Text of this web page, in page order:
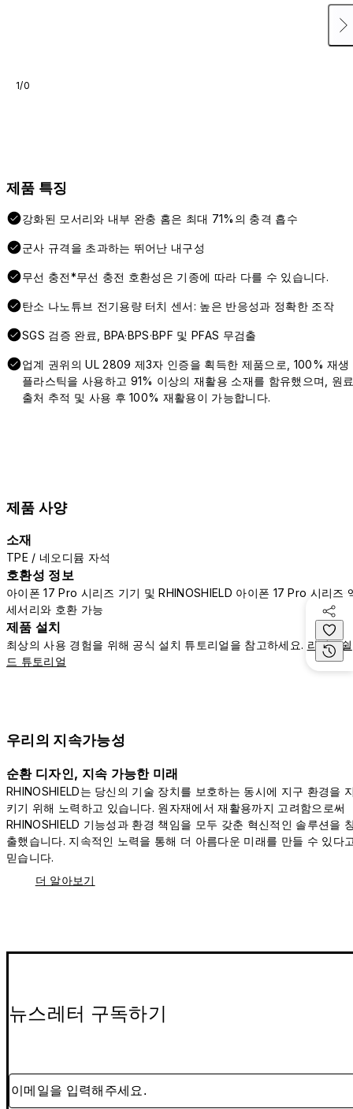
1/0
제품 특징
강화된 모서리와 내부 완충 홈은 최대 71%의 충격 흡수
군사 규격을 초과하는 뛰어난 내구성
무선 충전*무선 충전 호환성은 기종에 따라 다를 수 있습니다.
탄소 나노튜브 전기용량 터치 센서: 높은 반응성과 정확한 조작
SGS 검증 완료, BPA·BPS·BPF 및 PFAS 무검출
업계 권위의 UL 2809 제3자 인증을 획득한 제품으로, 100% 재생
플라스틱을 사용하고 91% 이상의 재활용 소재를 함유했으며, 원
출처 추적 및 사용 후 100% 재활용이 가능합니다.
제품 사양
소재
TPE / 네오디뮴 자석
호환성 정보
아이폰 17 Pro 시리즈 기기 및 RHINOSHIELD 아이폰 17 Pro 시리즈
세서리와 호환 가능
제품 설치
최상의 사용 경험을 위해 공식 설치 튜토리얼을 참고하세요. 라이노쉴
드 튜토리얼
우리의 지속가능성
순환 디자인, 지속 가능한 미래
RHINOSHIELD는 당신의 기술 장치를 보호하는 동시에 지구 환경을
키기 위해 노력하고 있습니다. 원자재에서 재활용까지 고려함으로써
RHINOSHIELD 기능성과 환경 책임을 모두 갖춘 혁신적인 솔루션을
출했습니다. 지속적인 노력을 통해 더 아름다운 미래를 만들 수 있다
믿습니다.
더 알아보기
뉴스레터 구독하기
이메일을 입력해주세요.